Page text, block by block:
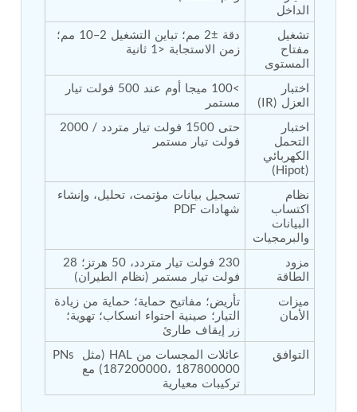
Integration Simulator
Vehicle-Mounted Expandable Battery Command
Universal Self-Generating Nitrogen Service Cart
(U-SGNSC)
General Purpose Pneumatic Test Rig
Mobile Aviation 400Hz Load Bank (Air-Cooled &
Water-Cooled Versions)
Aerospace Hydraulic Pump / Motor Test Bench
Modification of Command-and-Control Carrier
Motor Track (CCC-MT)
Fuel (ATF) Pump and Nozzle Pressure Ratio Test
Hydraulic Filter Test Bench
Chemical Weapon Destruction Facility
Burst Chamber for Hydrogen Cylinder Testing
Fuel Contents Gauging Probe Test Rig – Light
Combat Helicopter
Portable Pneumatic Test Rig for Rudder Actuator
Rudder & Tailplane Test Equipment
Gauge Pressure Switch Test Rig
Hydraulic Proof Pressure Test Rig
Light Strike Vehicle Modification and Upgrade
الداخل
تشغيل
مفتاح
المستوى
دقة ±2 مم؛ تباين التشغيل 2–10 مم؛
زمن الاستجابة <1 ثانية
اختبار
العزل (IR)
>100 ميجا أوم عند 500 فولت تيار
مستمر
اختبار
التحمل
الكهربائي
(Hipot)
فولت تيار مستمر
نظام
اكتساب
البيانات
والبرمجيات
تسجيل بيانات مؤتمت، تحليل، وإنشاء
شهادات PDF
مزود
الطاقة
فولت تيار مستمر (نظام الطيران)
ميزات
الأمان
تأريض؛ مفاتيح حماية؛ حماية من زيادة
التيار؛ صينية احتواء انسكاب؛ تهوية؛
زر إيقاف طارئ
التوافق
عائلات المجسات من HAL (مثل PNs
187200000، 187800000) مع
تركيبات معيارية